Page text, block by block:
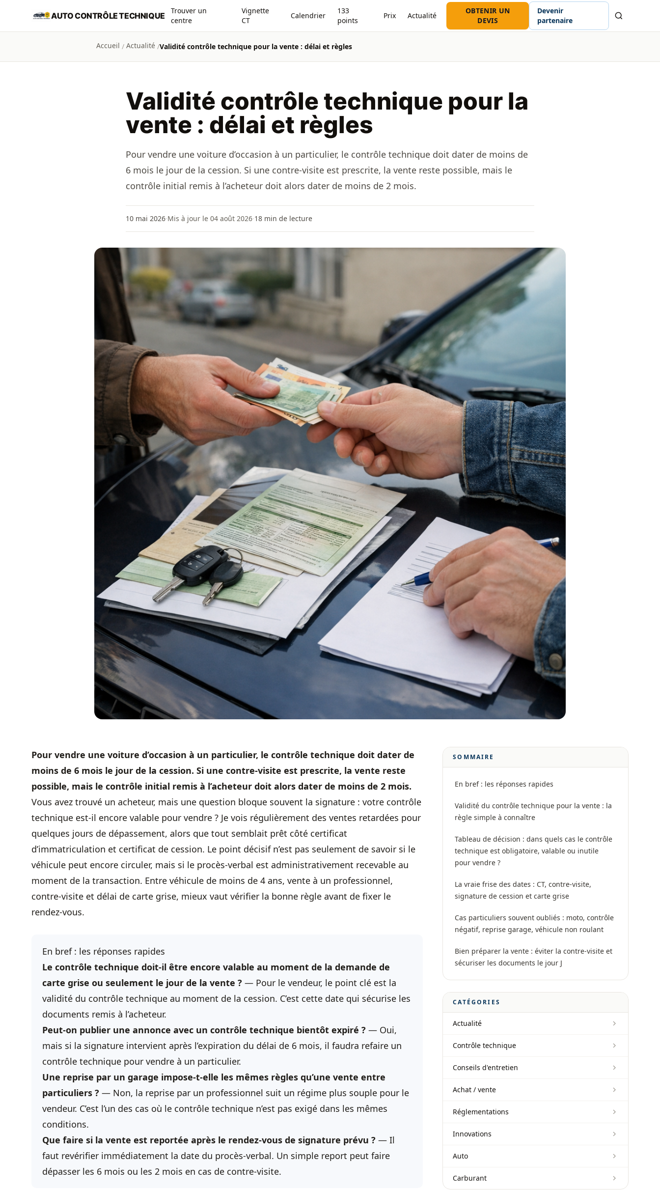
Aller au contenu principal
AUTO CONTRÔLE TECHNIQUE
Trouver un
centre
Vignette
CT
Calendrier
133
points
Prix Actualité
OBTENIR UN
DEVIS
Devenir
partenaire
Accueil / Actualité /Validité contrôle technique pour la vente : délai et règles
Validité contrôle technique pour la
vente : délai et règles
Pour vendre une voiture d’occasion à un particulier, le contrôle technique doit dater de moins de
6 mois le jour de la cession. Si une contre-visite est prescrite, la vente reste possible, mais le
contrôle initial remis à l’acheteur doit alors dater de moins de 2 mois.
10 mai 2026·Mis à jour le 04 août 2026·18 min de lecture
Pour vendre une voiture d’occasion à un particulier, le contrôle technique doit dater de
moins de 6 mois le jour de la cession. Si une contre-visite est prescrite, la vente reste
possible, mais le contrôle initial remis à l’acheteur doit alors dater de moins de 2 mois.
Vous avez trouvé un acheteur, mais une question bloque souvent la signature : votre contrôle
technique est-il encore valable pour vendre ? Je vois régulièrement des ventes retardées pour
quelques jours de dépassement, alors que tout semblait prêt côté certificat
d’immatriculation et certificat de cession. Le point décisif n’est pas seulement de savoir si le
véhicule peut encore circuler, mais si le procès-verbal est administrativement recevable au
moment de la transaction. Entre véhicule de moins de 4 ans, vente à un professionnel,
contre-visite et délai de carte grise, mieux vaut vérifier la bonne règle avant de fixer le
rendez-vous.
En bref : les réponses rapides
Le contrôle technique doit-il être encore valable au moment de la demande de
carte grise ou seulement le jour de la vente ? — Pour le vendeur, le point clé est la
validité du contrôle technique au moment de la cession. C’est cette date qui sécurise les
documents remis à l’acheteur.
Peut-on publier une annonce avec un contrôle technique bientôt expiré ? — Oui,
mais si la signature intervient après l’expiration du délai de 6 mois, il faudra refaire un
contrôle technique pour vendre à un particulier.
Une reprise par un garage impose-t-elle les mêmes règles qu’une vente entre
particuliers ? — Non, la reprise par un professionnel suit un régime plus souple pour le
vendeur. C’est l’un des cas où le contrôle technique n’est pas exigé dans les mêmes
conditions.
Que faire si la vente est reportée après le rendez-vous de signature prévu ? — Il
faut revérifier immédiatement la date du procès-verbal. Un simple report peut faire
dépasser les 6 mois ou les 2 mois en cas de contre-visite.
SOMMAIRE
En bref : les réponses rapides
Validité du contrôle technique pour la vente : la
règle simple à connaître
Tableau de décision : dans quels cas le contrôle
technique est obligatoire, valable ou inutile
pour vendre ?
La vraie frise des dates : CT, contre-visite,
signature de cession et carte grise
Cas particuliers souvent oubliés : moto, contrôle
négatif, reprise garage, véhicule non roulant
Bien préparer la vente : éviter la contre-visite et
sécuriser les documents le jour J
CATÉGORIES
Actualité
Contrôle technique
Conseils d'entretien
Achat / vente
Réglementations
Innovations
Auto
Carburant